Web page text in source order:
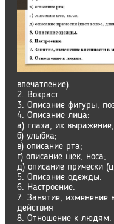
впечатление).
2. Возраст.
3. Описание фигуры,
4. Описание лица:
а) глаза, их
б) улыбка;
в) описание рта;
г) описание щек, носа;
д) описание прически
5. Описание одежды.
6. Настроение.
7. Занятие, изменение
действия
8. Отношение к людям.